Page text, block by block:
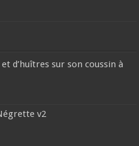
d’huîtres sur son coussin à
v2